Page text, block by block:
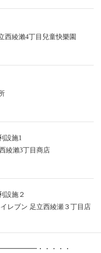
西綾瀨4丁目兒童快樂園
設施1
綾瀨3丁目商店
設施２
レブン 足立西綾瀬３丁目店
・・・・・